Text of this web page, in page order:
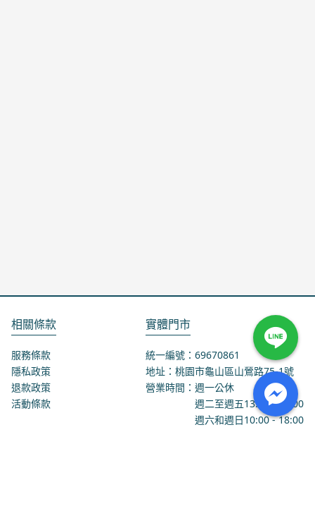
相關條款
服務條款
隱私政策
退款政策
活動條款
實體門市
統一編號：69670861
地址：桃園市龜山區山鶯路75-1號
營業時間：週一公休
週二至週五13:00 - 18:00
週六和週日10:00 - 18:00